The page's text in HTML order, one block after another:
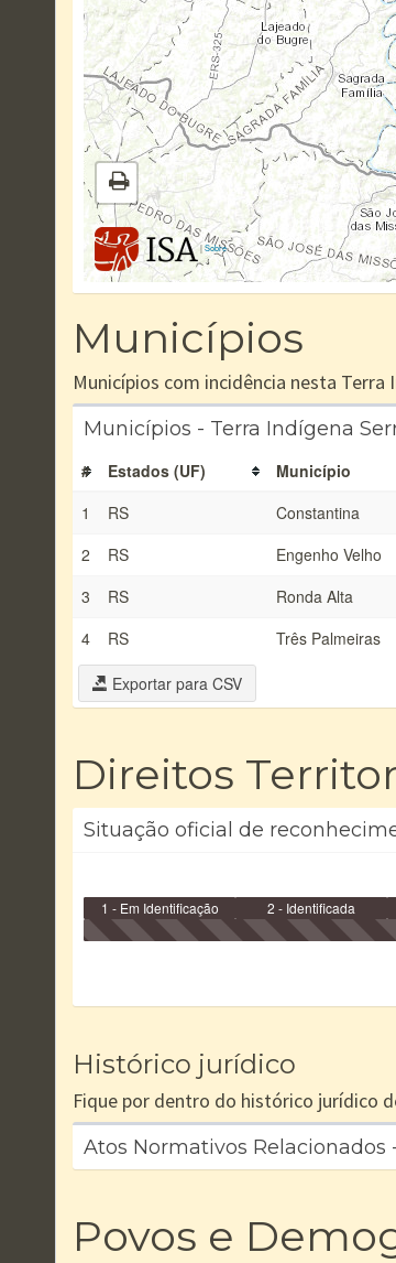
|Sobre
Municípios
Municípios com incidência nesta Terra
Municípios - Terra Indígena
# Estados (UF) Município
1
RS Constantina
2 RS Engenho Velho
3 RS Ronda Alta
4 RS Três Palmeiras
Exportar para CSV
Direitos
Situação oficial de
1 - Em Identificação 2 - Identificada
Histórico jurídico
Fique por dentro do histórico jurídico
Atos Normativos Relacionados
Povos e